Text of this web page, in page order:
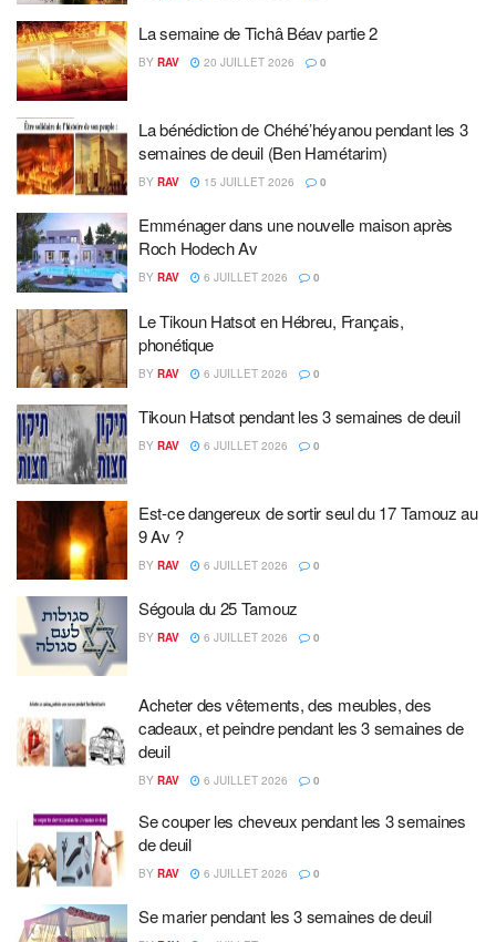
La semaine de Tichâ Béav partie 2
BY RAV 20 JUILLET 2026 0
La bénédiction de Chéhé’héyanou pendant les 3
semaines de deuil (Ben Hamétarim)
BY RAV 15 JUILLET 2026 0
Emménager dans une nouvelle maison après
Roch Hodech Av
BY RAV 6 JUILLET 2026 0
Le Tikoun Hatsot en Hébreu, Français,
phonétique
BY RAV 6 JUILLET 2026 0
Tikoun Hatsot pendant les 3 semaines de deuil
BY RAV 6 JUILLET 2026 0
Est-ce dangereux de sortir seul du 17 Tamouz au
9 Av ?
BY RAV 6 JUILLET 2026 0
Ségoula du 25 Tamouz
BY RAV 6 JUILLET 2026 0
Acheter des vêtements, des meubles, des
cadeaux, et peindre pendant les 3 semaines de
deuil
BY RAV 6 JUILLET 2026 0
Se couper les cheveux pendant les 3 semaines
de deuil
BY RAV 6 JUILLET 2026 0
Se marier pendant les 3 semaines de deuil